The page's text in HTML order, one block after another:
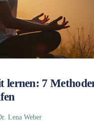
lernen: 7
Lena Weber